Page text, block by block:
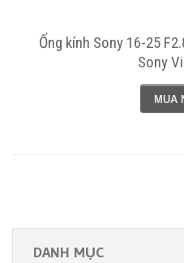
Ống kính Sony 16-25
Sony
MUA
DANH MỤC